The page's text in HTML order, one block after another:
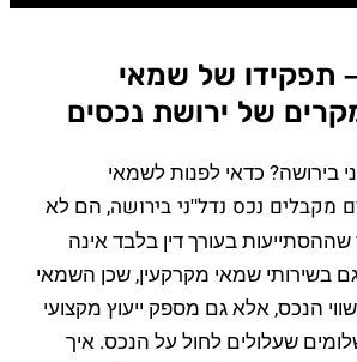
תפקידו של שמאי
של ירושת נכסים
בירושה? כדאי לפנות לשמאי
מקבלים נכס נדל"ני בירושה, הם לא
בעורך דין בלבד אינה
בשירותי שמאי מקרקעין, שכן השמאי
הנכס, אלא גם מספק ייעוץ מקצועי
שעלולים לחול על הנכס. איך